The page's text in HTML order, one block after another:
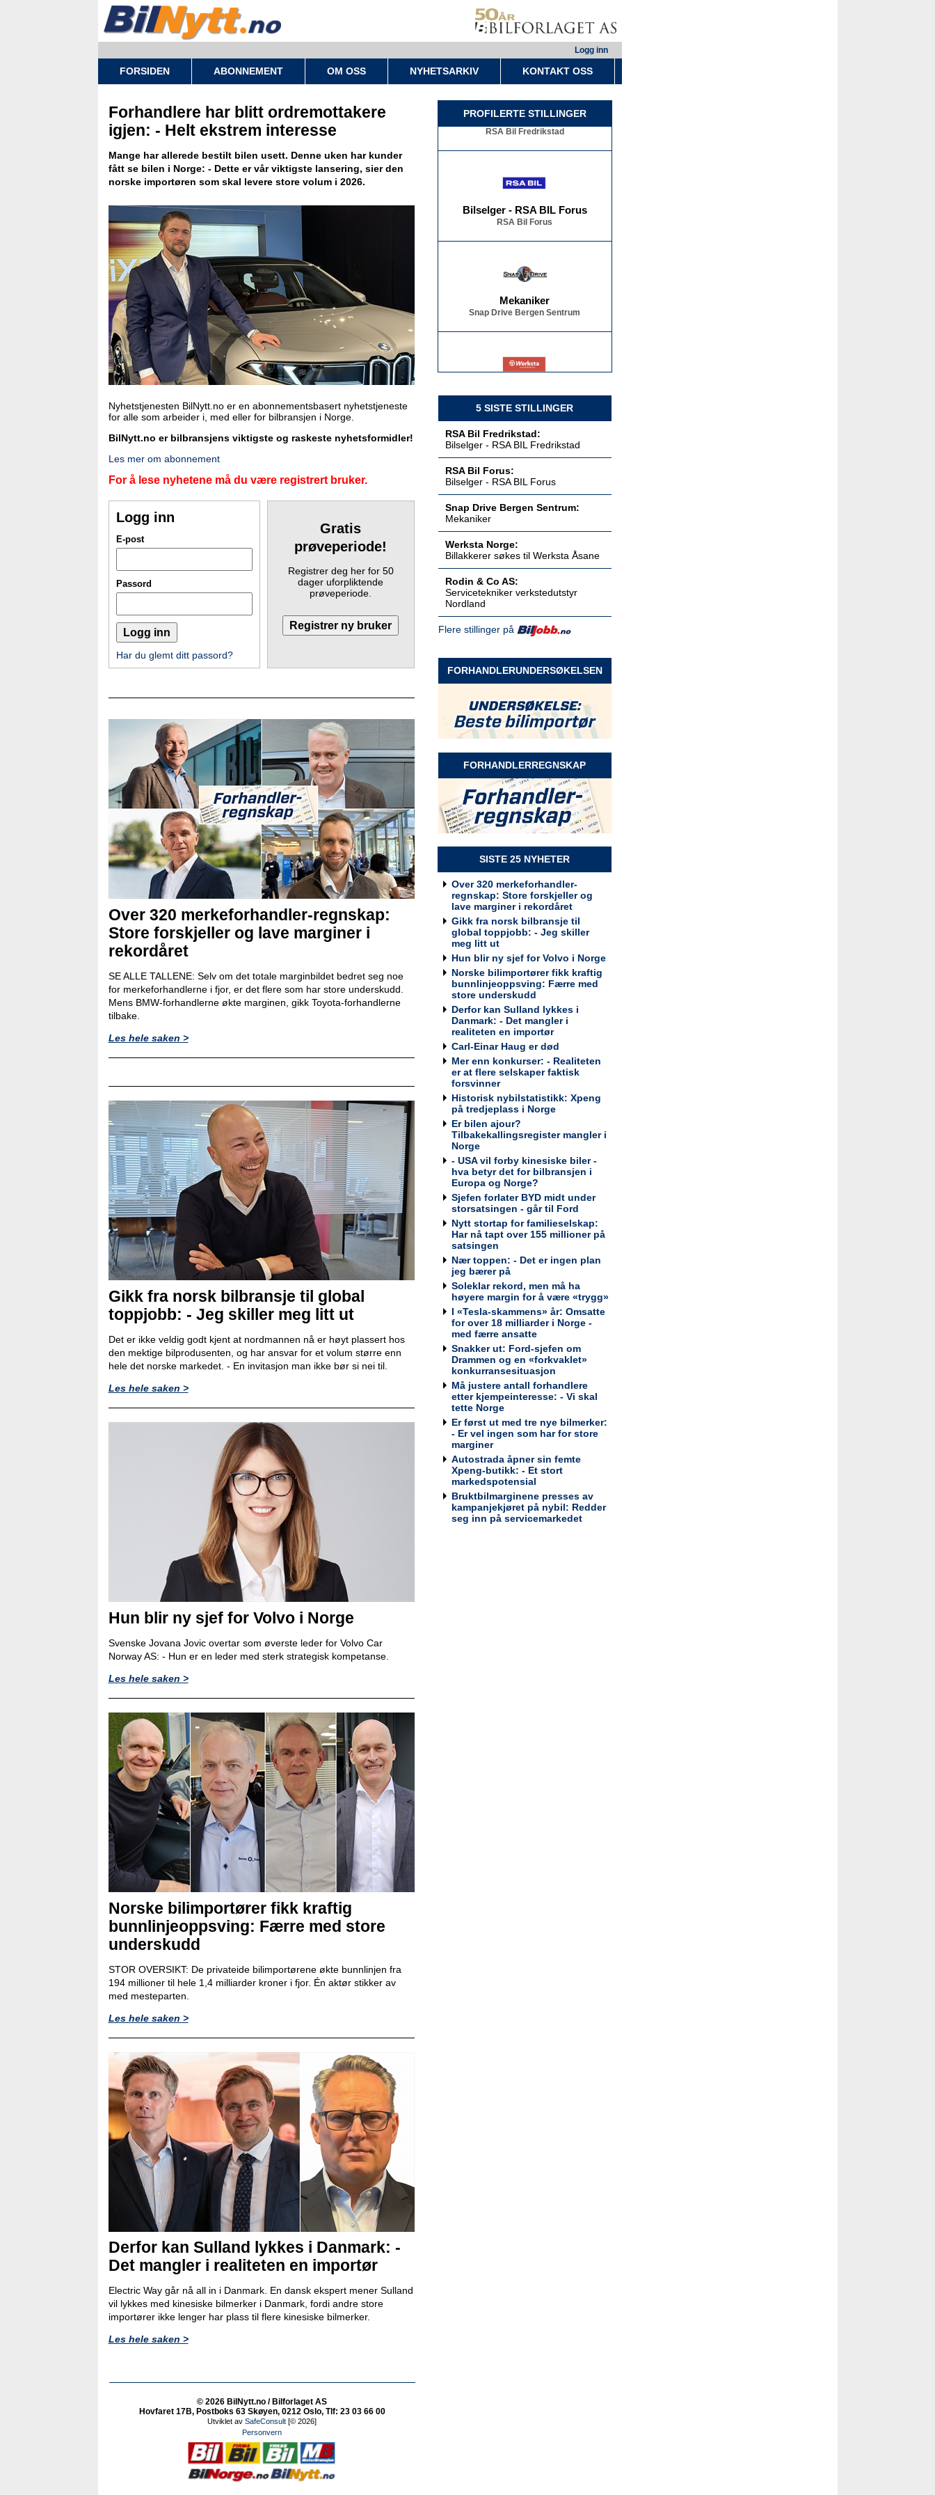
Logg inn
FORSIDEN ABONNEMENT OM OSS NYHETSARKIV KONTAKT OSS
Forhandlere har blitt ordremottakere
igjen: - Helt ekstrem interesse
Mange har allerede bestilt bilen usett. Denne uken har kunder
fått se bilen i Norge: - Dette er vår viktigste lansering, sier den
norske importøren som skal levere store volum i 2026.
Nyhetstjenesten BilNytt.no er en abonnementsbasert nyhetstjeneste
for alle som arbeider i, med eller for bilbransjen i Norge.
BilNytt.no er bilbransjens viktigste og raskeste nyhetsformidler!
Les mer om abonnement
For å lese nyhetene må du være registrert bruker.
Logg inn
E-post
Passord
Har du glemt ditt passord?
Gratis
prøveperiode!
Registrer deg her for 50
dager uforpliktende
prøveperiode.
Over 320 merkeforhandler-regnskap:
Store forskjeller og lave marginer i
rekordåret
SE ALLE TALLENE: Selv om det totale marginbildet bedret seg noe
for merkeforhandlerne i fjor, er det flere som har store underskudd.
Mens BMW-forhandlerne økte marginen, gikk Toyota-forhandlerne
tilbake.
Les hele saken >
Gikk fra norsk bilbransje til global
toppjobb: - Jeg skiller meg litt ut
Det er ikke veldig godt kjent at nordmannen nå er høyt plassert hos
den mektige bilprodusenten, og har ansvar for et volum større enn
hele det norske markedet. - En invitasjon man ikke bør si nei til.
Les hele saken >
Hun blir ny sjef for Volvo i Norge
Svenske Jovana Jovic overtar som øverste leder for Volvo Car
Norway AS: - Hun er en leder med sterk strategisk kompetanse.
Les hele saken >
Norske bilimportører fikk kraftig
bunnlinjeoppsving: Færre med store
underskudd
STOR OVERSIKT: De privateide bilimportørene økte bunnlinjen fra
194 millioner til hele 1,4 milliarder kroner i fjor. Én aktør stikker av
med mesteparten.
Les hele saken >
Derfor kan Sulland lykkes i Danmark: -
Det mangler i realiteten en importør
Electric Way går nå all in i Danmark. En dansk ekspert mener Sulland
vil lykkes med kinesiske bilmerker i Danmark, fordi andre store
importører ikke lenger har plass til flere kinesiske bilmerker.
Les hele saken >
PROFILERTE STILLINGER
RSA Bil Fredrikstad
RSA Bil Forus
Snap Drive Bergen Sentrum
Nordland
Rodin & Co AS
Servicetekniker verkstedutstyr
Rodin & Co AS
Selger Innlandet
Rodin & Co AS
Selger kundeservice
Billakkerer søkes til Werksta
Grorud
Werksta Norge
Kundemottaker og Takserer for
Werksta Grorud
Werksta Norge
Salgssjef
Møller Bil Outlet Alnabru
Servicemarkedsleder
Sulland Lier
Teknisk kontrollør
Viking Kontroll AS
Avdelingsleder / Kundemottaker
Mekonomen Bilverksted, Arna
Bilmekaniker / Service Technician -
Haugesund
Tesla Norway AS
5 SISTE STILLINGER
RSA Bil Fredrikstad:
Bilselger - RSA BIL Fredrikstad
RSA Bil Forus:
Bilselger - RSA BIL Forus
Snap Drive Bergen Sentrum:
Mekaniker
Werksta Norge:
Billakkerer søkes til Werksta Åsane
Rodin & Co AS:
Servicetekniker verkstedutstyr
Nordland
Flere stillinger på
FORHANDLERUNDERSØKELSEN
FORHANDLERREGNSKAP
SISTE 25 NYHETER
Over 320 merkeforhandler-
regnskap: Store forskjeller og
lave marginer i rekordåret
Gikk fra norsk bilbransje til
global toppjobb: - Jeg skiller
meg litt ut
Hun blir ny sjef for Volvo i Norge
Norske bilimportører fikk kraftig
bunnlinjeoppsving: Færre med
store underskudd
Derfor kan Sulland lykkes i
Danmark: - Det mangler i
realiteten en importør
Carl-Einar Haug er død
Mer enn konkurser: - Realiteten
er at flere selskaper faktisk
forsvinner
Historisk nybilstatistikk: Xpeng
på tredjeplass i Norge
Er bilen ajour?
Tilbakekallingsregister mangler i
Norge
- USA vil forby kinesiske biler -
hva betyr det for bilbransjen i
Europa og Norge?
Sjefen forlater BYD midt under
storsatsingen - går til Ford
Nytt stortap for familieselskap:
Har nå tapt over 155 millioner på
satsingen
Nær toppen: - Det er ingen plan
jeg bærer på
Soleklar rekord, men må ha
høyere margin for å være «trygg»
I «Tesla-skammens» år: Omsatte
for over 18 milliarder i Norge -
med færre ansatte
Snakker ut: Ford-sjefen om
Drammen og en «forkvaklet»
konkurransesituasjon
Må justere antall forhandlere
etter kjempeinteresse: - Vi skal
tette Norge
Er først ut med tre nye bilmerker:
- Er vel ingen som har for store
marginer
Autostrada åpner sin femte
Xpeng-butikk: - Et stort
markedspotensial
Bruktbilmarginene presses av
kampanjekjøret på nybil: Redder
seg inn på servicemarkedet
© 2026 BilNytt.no / Bilforlaget AS
Hovfaret 17B, Postboks 63 Skøyen, 0212 Oslo, Tlf: 23 03 66 00
Utviklet av SafeConsult [© 2026]
Personvern